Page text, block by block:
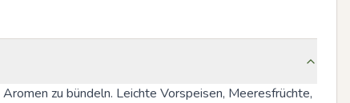
zu bündeln. Leichte Vorspeisen, Meeresfrüchte,